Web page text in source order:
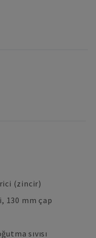
(zincir)
130 mm çap
sıvısı